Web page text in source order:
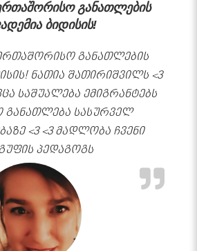
განათლების
ბიდისის!
განათლების
ნათია შათირიშვილს <3
საშუალება ემიგრანტებს
განათლება სასურველ
<3 <3 მადლობა ჩვენი
პედაგოგს